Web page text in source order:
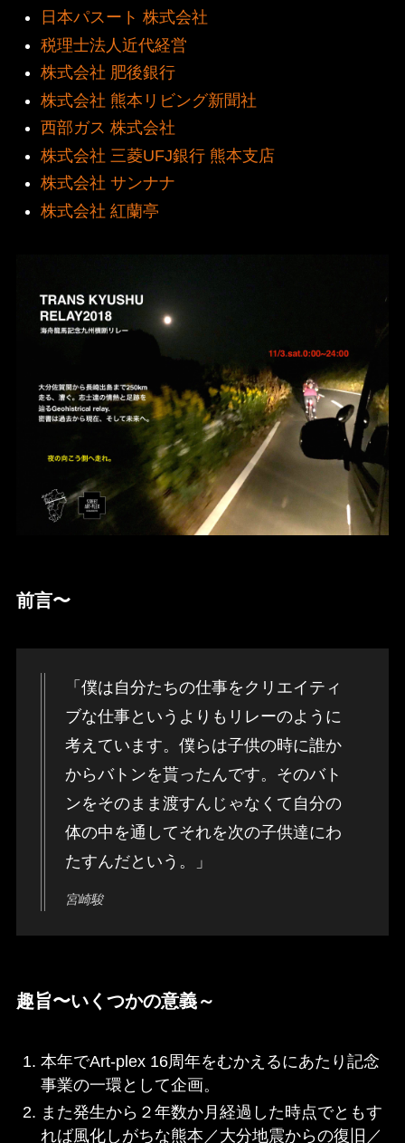
日本パスート 株式会社
税理士法人近代経営
株式会社 肥後銀行
株式会社 熊本リビング新聞社
西部ガス 株式会社
株式会社 三菱UFJ銀行 熊本支店
株式会社 サンナナ
株式会社 紅蘭亭
前言〜
「僕は自分たちの仕事をクリエイティ
ブな仕事というよりもリレーのように
考えています。僕らは子供の時に誰か
からバトンを貰ったんです。そのバト
ンをそのまま渡すんじゃなくて自分の
体の中を通してそれを次の子供達にわ
たすんだという。」
宮崎駿
趣旨〜いくつかの意義～
本年でArt-plex 16周年をむかえるにあたり記念
事業の一環として企画。
また発生から２年数か月経過した時点でともす
れば風化しがちな熊本／大分地震からの復旧／